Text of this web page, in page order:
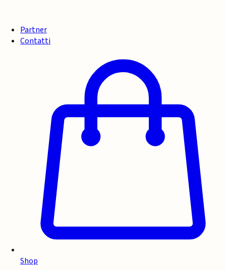
Partner
Contatti
Shop